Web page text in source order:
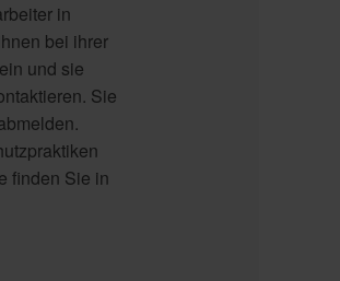
in
bei ihrer
und sie
Sie
finden Sie in